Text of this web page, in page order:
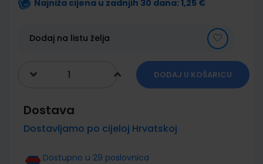
the
Najniža cijena u zadnjih 30 dana: 1,25 €
Dodaj na listu želja
DODAJ U KOŠARICU
Dostava
Dostavljamo po cijeloj Hrvatskoj
Dostupno u 29 poslovnica